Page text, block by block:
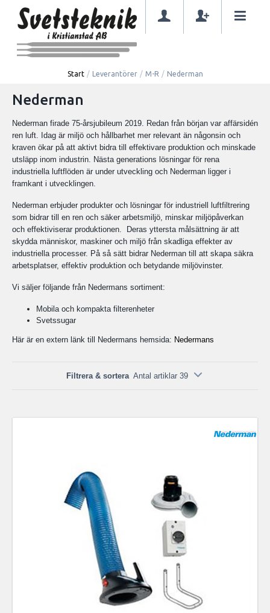
Start / Leverantörer / M-R / Nederman
Nederman
Nederman firade 75-årsjubileum 2019. Redan från början var affärsidén
ren luft. Idag är miljö och hållbarhet mer relevant än någonsin och
kraven ökar på att aktivt bidra till effektivare produktion och minskade
utsläpp inom industrin. Nästa generations lösningar för rena
industriella luftflöden är under utveckling och Nederman ligger i
framkant i utvecklingen.
Nederman erbjuder produkter och lösningar för industriell luftfiltrering
som bidrar till en ren och säker arbetsmiljö, minskar miljöpåverkan
och effektiviserar produktionen. Deras yttersta målsättning är att
skydda människor, maskiner och miljö från skadliga effekter av
industriella processer. På så sätt bidrar Nederman till att skapa säkra
arbetsplatser, effektiv produktion och betydande miljövinster.
Vi säljer följande från Nedermans sortiment:
Mobila och kompakta filterenheter
Svetssugar
Här är en extern länk till Nedermans hemsida: Nedermans
Filtrera & sortera Antal artiklar 39